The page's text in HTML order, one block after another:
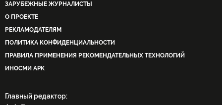
ЗАРУБЕЖНЫЕ ЖУРНАЛИСТЫ
О ПРОЕКТЕ
РЕКЛАМОДАТЕЛЯМ
ПОЛИТИКА КОНФИДЕНЦИАЛЬНОСТИ
ПРАВИЛА ПРИМЕНЕНИЯ РЕКОМЕНДАТЕЛЬНЫХ ТЕХНОЛОГИЙ
ИНОСМИ APK
Главный редактор: